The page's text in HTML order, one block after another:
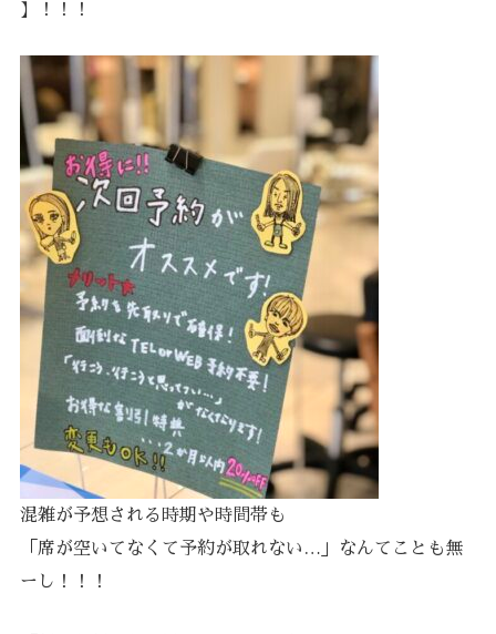
】！！！
混雑が予想される時期や時間帯も
「席が空いてなくて予約が取れない…」なんてことも無
ーし！！！